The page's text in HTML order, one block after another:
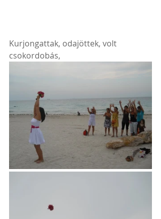
Kurjongattak, odajöttek, volt
csokordobás,